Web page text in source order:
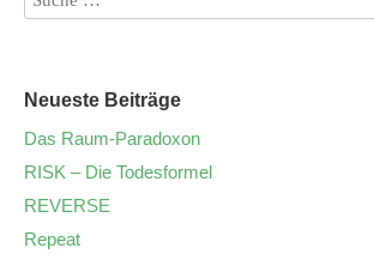
Neueste Beiträge
Das Raum-Paradoxon
RISK – Die Todesformel
REVERSE
Repeat